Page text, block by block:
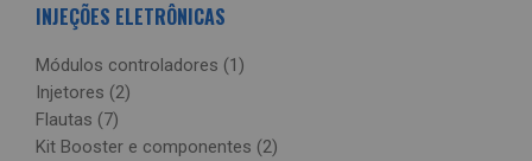
INJEÇÕES ELETRÔNICAS
Módulos controladores (1)
Injetores (2)
Flautas (7)
Kit Booster e componentes (2)